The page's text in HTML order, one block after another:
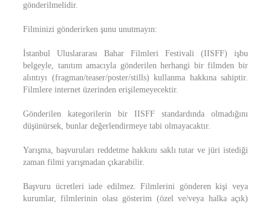
gönderilmelidir.
Filminizi gönderirken şunu unutmayın:
İstanbul Uluslararası Bahar Filmleri Festivali (IISFF) işbu
belgeyle, tanıtım amacıyla gönderilen herhangi bir filmden bir
alıntıyı (fragman/teaser/poster/stills) kullanma hakkına sahiptir.
Filmlere internet üzerinden erişilemeyecektir.
Gönderilen kategorilerin bir IISFF standardında olmadığını
düşünürsek, bunlar değerlendirmeye tabi olmayacaktır.
Yarışma, başvuruları reddetme hakkını saklı tutar ve jüri istediği
zaman filmi yarışmadan çıkarabilir.
Başvuru ücretleri iade edilmez. Filmlerini gönderen kişi veya
kurumlar, filmlerinin olası gösterim (özel ve/veya halka açık)